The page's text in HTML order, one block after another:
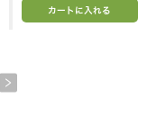
カートに入れる